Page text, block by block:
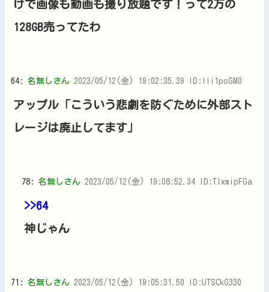
けで画像も動画も撮り放題です！って2万の
128GB売ってたわ
64: 名無しさん 2023/05/12(金) 19:02:35.39 ID:Ili1poGM0
アップル「こういう悲劇を防ぐために外部スト
レージは廃止してます」
78: 名無しさん 2023/05/12(金) 19:08:52.34 ID:TlxmipFGa
>>64
神じゃん
71: 名無しさん 2023/05/12(金) 19:05:31.50 ID:UTSCkG330